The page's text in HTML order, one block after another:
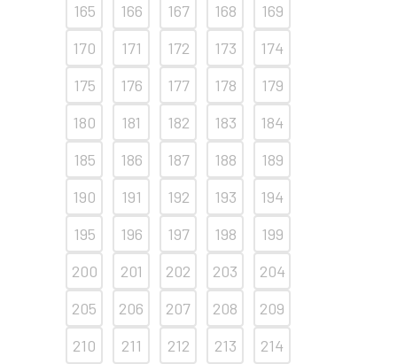
165
166 167 168
169
170
171 172 173
174
175
176 177 178
179
180
181 182 183
184
185
186 187 188
189
190
191 192 193
194
195
196 197 198
199
200
201 202 203
204
205
206 207 208
209
210
211 212 213
214